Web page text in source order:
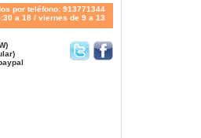
por teléfono: 913771344
a 18 / viernes de 9 a 13